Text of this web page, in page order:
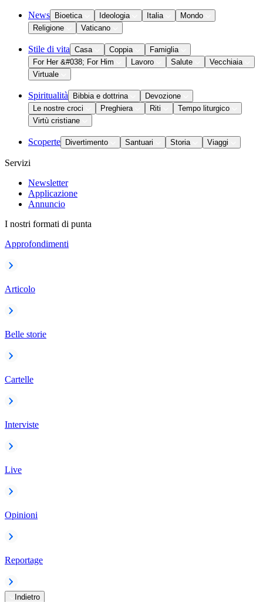
News Bioetica Ideologia Italia
Mondo
Religione
Vaticano
Stile di vita Casa Coppia
Famiglia
For Her &#038; For Him
Lavoro Salute
Vecchiaia
Virtuale
Spiritualità Bibbia e dottrina
Devozione
Le nostre croci
Preghiera Riti
Tempo liturgico
Virtù cristiane
Scoperte Divertimento Santuari Storia Viaggi
Servizi
Newsletter
Applicazione
Annuncio
I nostri formati di punta
Approfondimenti
Articolo
Belle storie
Cartelle
Interviste
Live
Opinioni
Reportage
Indietro